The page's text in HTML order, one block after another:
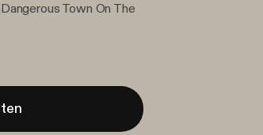
Town On The